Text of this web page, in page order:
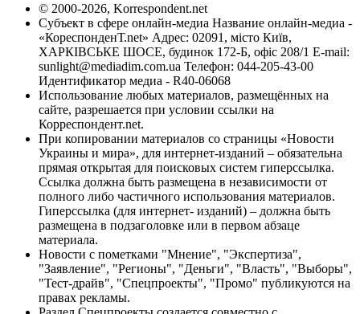
© 2000-2026, Korrespondent.net
Субъект в сфере онлайн-медиа Название онлайн-медиа -
«КореспонденТ.net» Адрес: 02091, місто Київ,
ХАРКІВСЬКЕ ШОСЕ, будинок 172-Б, офіс 208/1 E-mail:
sunlight@mediadim.com.ua Телефон: 044-205-43-00
Идентификатор медиа - R40-06068
Использование любых материалов, размещённых на
сайте, разрешается при условии ссылки на
Корреспондент.net.
При копировании материалов со страницы «Новости
Украины и мира», для интернет-изданий – обязательна
прямая открытая для поисковых систем гиперссылка.
Ссылка должна быть размещена в независимости от
полного либо частичного использования материалов.
Гиперссылка (для интернет- изданий) – должна быть
размещена в подзаголовке или в первом абзаце
материала.
Новости с пометками "Мнение", "Экспертиза",
"Заявление", "Регионы", "Деньги", "Власть", "Выборы",
"Тест-драйв", "Спецпроекты", "Промо" публикуются на
правах рекламы.